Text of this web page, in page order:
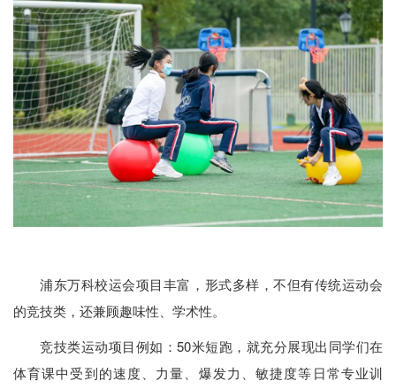
浦东万科校运会项目丰富，形式多样，不但有传统运动会
的竞技类，还兼顾趣味性、学术性。
竞技类运动项目例如：50米短跑，就充分展现出同学们在
体育课中受到的速度、力量、爆发力、敏捷度等日常专业训